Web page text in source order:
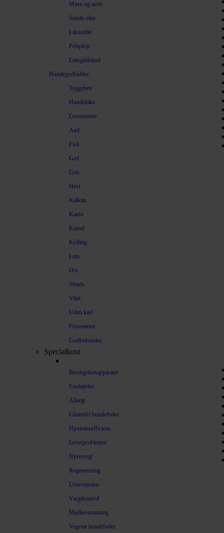
Mave og tarm
Sunde olier
Lakseolie
Pelspleje
Energitilskud
Hundegodbidder
Tyggeben
Hundekiks
Leversnitter
And
Fisk
Ged
Gris
Hest
Kalkun
Kanin
Kamel
Kylling
Lam
Ost
Struds
Vildt
Uden kød
Frysetørret
Godbidstaske
Specialkost
Bevægelsesapparatet
Fordøjelse
Allergi
Glutenfri hundefoder
Hjerteinsufficiens
Leverproblemer
Nyresvigt
Regenerering
Urinvejssten
Vægtkontrol
Mælkeerstatning
Vegetar hundefoder